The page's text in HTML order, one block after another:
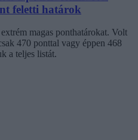
feletti határok
magas ponthatárokat. Volt
470 ponttal vagy éppen 468
a teljes listát.